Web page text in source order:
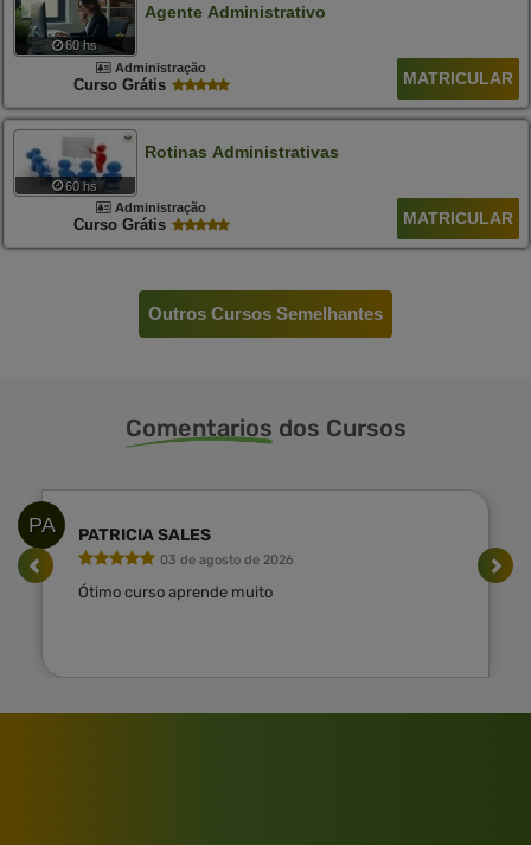
60 hs
Agente Administrativo
Administração
Curso Grátis MATRICULAR
60 hs
Rotinas Administrativas
Administração
Curso Grátis MATRICULAR
Outros Cursos Semelhantes
Comentarios dos Cursos
PA PATRICIA SALES
03 de agosto de 2026
Ótimo curso aprende muito